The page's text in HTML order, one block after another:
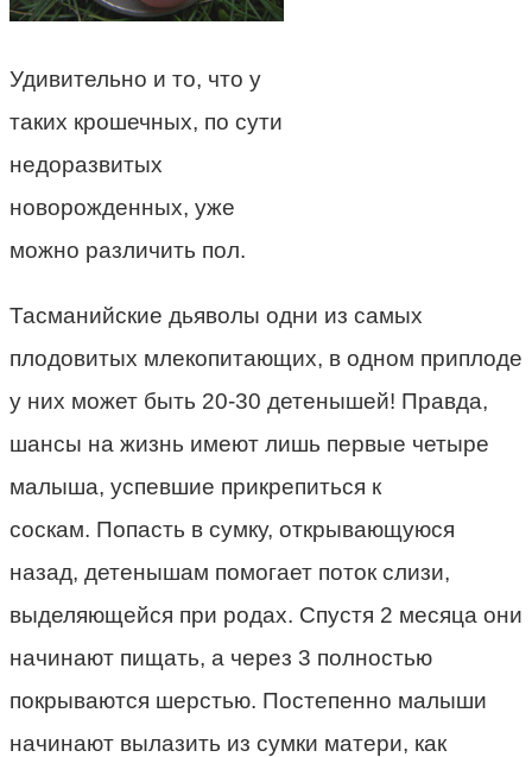
Удивительно и то, что у
таких крошечных, по сути
недоразвитых
новорожденных, уже
можно различить пол.
Тасманийские дьяволы одни из самых
плодовитых млекопитающих, в одном приплоде
у них может быть 20-30 детенышей! Правда,
шансы на жизнь имеют лишь первые четыре
малыша, успевшие прикрепиться к
соскам. Попасть в сумку, открывающуюся
назад, детенышам помогает поток слизи,
выделяющейся при родах. Спустя 2 месяца они
начинают пищать, а через 3 полностью
покрываются шерстью. Постепенно малыши
начинают вылазить из сумки матери, как